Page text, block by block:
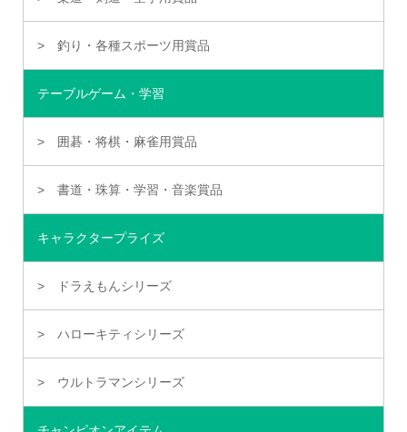
釣り・各種スポーツ用賞品
テーブルゲーム・学習
囲碁・将棋・麻雀用賞品
書道・珠算・学習・音楽賞品
キャラクタープライズ
ドラえもんシリーズ
ハローキティシリーズ
ウルトラマンシリーズ